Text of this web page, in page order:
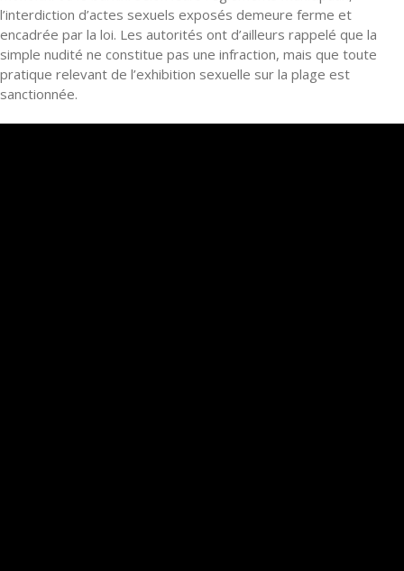
l’interdiction d’actes sexuels exposés demeure ferme et
encadrée par la loi. Les autorités ont d’ailleurs rappelé que la
simple nudité ne constitue pas une infraction, mais que toute
pratique relevant de l’exhibition sexuelle sur la plage est
sanctionnée.